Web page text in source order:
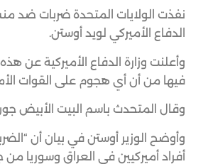
نفذت الولايات المتحدة ضربات ضد
الدفاع الأميركي لويد أوستن.
وأعلنت وزارة الدفاع الأميركية عن
فيها من أن أي هجوم على القوات
وقال المتحدث باسم البيت الأبيض
وأوضح الوزير أوستن في بيان أن
أفراد أميركيين في العراق وسوريا من جانب